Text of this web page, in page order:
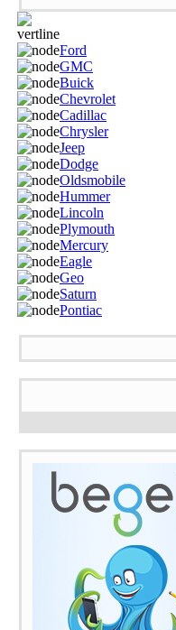
Ford
GMC
Buick
Chevrolet
Cadillac
Chrysler
Jeep
Dodge
Oldsmobile
Hummer
Lincoln
Plymouth
Mercury
Eagle
Geo
Saturn
Pontiac